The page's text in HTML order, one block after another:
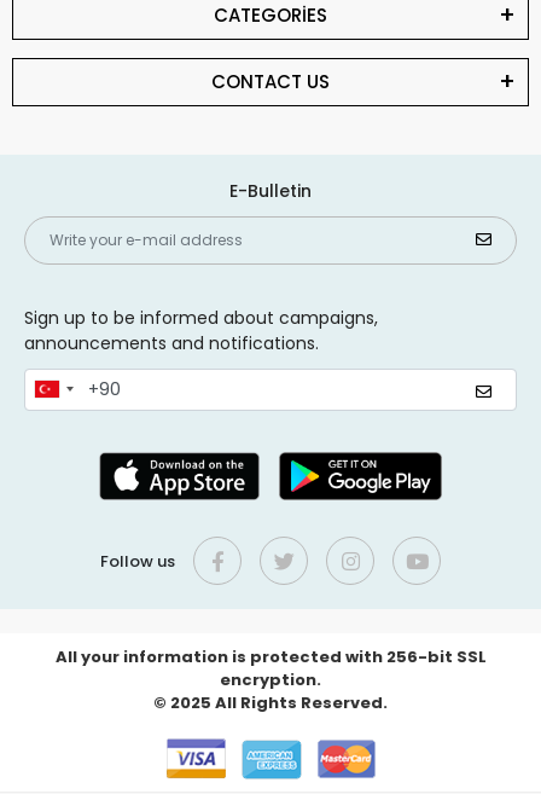
CATEGORİES
CONTACT US
E-Bulletin
Sign up to be informed about campaigns,
announcements and notifications.
Follow us
All your information is protected with 256-bit SSL
encryption.
© 2025 All Rights Reserved.